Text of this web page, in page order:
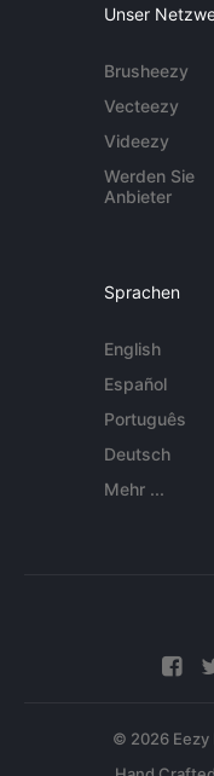
Unser
Brusheezy
Vecteezy
Videezy
Werden Sie
Anbieter
Sprachen
English
Español
Português
Deutsch
Mehr ...
© 2026 Eezy